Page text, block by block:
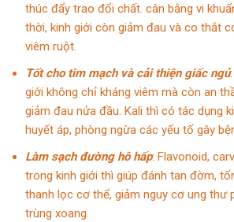
thúc đẩy trao đổi chất. cân bằng vi
thời, kinh giới còn giảm đau và co thắt
viêm ruột.
Tốt cho tim mạch và cải thiện giấc ngủ
giới không chỉ kháng viêm mà còn an
giảm đau nửa đầu. Kali thì có tác dụng
huyết áp, phòng ngừa các yếu tố gây
Làm sạch đường hô hấp: Flavonoid,
trong kinh giới thì giúp đánh tan đờm,
thanh lọc cơ thể, giảm nguy cơ ung thư
trùng xoang.